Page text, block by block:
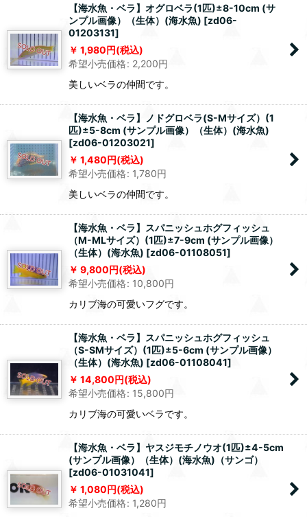
【海水魚・ベラ】オグロベラ(1匹)±8-10cm (サ
ンプル画像）（生体）(海水魚) [zd06-
01203131]
1,980円(税込)
希望小売価格: 2,200円
美しいベラの仲間です。
【海水魚・ベラ】ノドグロベラ(S-Mサイズ）(1
匹)±5-8cm (サンプル画像）（生体）(海水魚)
[zd06-01203021]
1,480円(税込)
希望小売価格: 1,780円
美しいベラの仲間です。
【海水魚・ベラ】スパニッシュホグフィッシュ
（M-MLサイズ）(1匹)±7-9cm (サンプル画像）
（生体）(海水魚) [zd06-01108051]
9,800円(税込)
希望小売価格: 10,800円
カリブ海の可愛いフグです。
【海水魚・ベラ】スパニッシュホグフィッシュ
（S-SMサイズ）(1匹)±5-6cm (サンプル画像）
（生体）(海水魚) [zd06-01108041]
14,800円(税込)
希望小売価格: 15,800円
カリブ海の可愛いベラです。
【海水魚・ベラ】ヤスジモチノウオ(1匹)±4-5cm
(サンプル画像）（生体）(海水魚)（サンゴ）
[zd06-01031041]
1,080円(税込)
希望小売価格: 1,280円